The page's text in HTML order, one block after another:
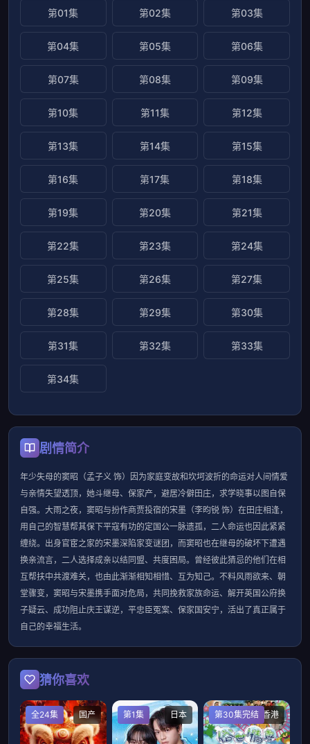
第01集 第02集 第03集
第04集 第05集 第06集
第07集 第08集 第09集
第10集 第11集 第12集
第13集 第14集 第15集
第16集 第17集 第18集
第19集 第20集 第21集
第22集 第23集 第24集
第25集 第26集 第27集
第28集 第29集 第30集
第31集 第32集 第33集
第34集
剧情简介
年少失母的窦昭（孟子义 饰）因为家庭变故和坎坷波折的命运对人间情爱
与亲情失望透顶，她斗继母、保家产，避居冷僻田庄，求学晓事以图自保
自强。大雨之夜，窦昭与扮作商贾投宿的宋墨（李昀锐 饰）在田庄相逢，
用自己的智慧帮其保下平寇有功的定国公一脉遗孤，二人命运也因此紧紧
缠绕。出身官宦之家的宋墨深陷家变谜团，而窦昭也在继母的破坏下遭遇
换亲流言，二人选择成亲以结同盟、共度困局。曾经彼此猜忌的他们在相
互帮扶中共渡难关，也由此渐渐相知相惜、互为知己。不料风雨欲来、朝
堂骤变，窦昭与宋墨携手面对危局，共同挽救家族命运、解开英国公府换
子疑云、成功阻止庆王谋逆，平忠臣冤案、保家国安宁，活出了真正属于
自己的幸福生活。
猜你喜欢
国产
全24集 日本
第1集 香港
第30集完结